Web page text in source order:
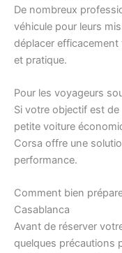
De nombreux
véhicule pour leurs
déplacer
et pratique.
Pour les voyageurs
Si votre objectif est
petite voiture
Corsa offre une
performance.
Comment bien
Casablanca
Avant de réserver
quelques précautions